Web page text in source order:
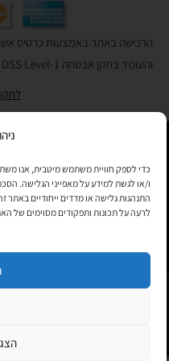
ו/או לגשת למידע על מאפייני הגלישה.
התנהגות גלישה או מדדים ייחודיים
לרעה על תכונות ותפקודים מסוימים של
והעומד בתקן אבטחה PCI DSS Level-1
רוצים לקבל מידי פעם מידע?
להטריד. רק טיפים לשימושכם,
וכדומה. מוזמנים
JEPPETO 2020
Marketing